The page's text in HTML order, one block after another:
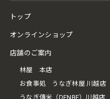
トップ
オンラインショップ
店舗のご案内
林屋 本店
お食事処 うなぎ林屋 川越店
うなぎ傳米（DENBE）川越店